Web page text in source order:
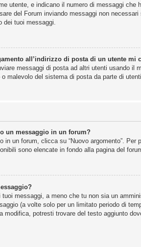
utente, e indicano il numero di messaggi
del Forum inviando messaggi non
dei tuoi messaggi.
all’indirizzo di posta di un utente mi
messaggi di posta ad altri utenti usando
malevolo del sistema di posta da parte di
un messaggio in un forum?
in un forum, clicca su “Nuovo argomento”.
sono elencate in fondo alla pagina del
messaggi, a meno che tu non sia un
(a volte solo per un limitato periodo di
modifica, potresti trovare del testo aggiunto